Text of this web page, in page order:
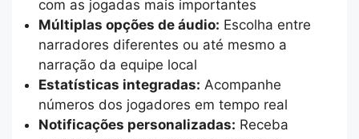
com as jogadas mais importantes
Múltiplas opções de áudio: Escolha entre
narradores diferentes ou até mesmo a
narração da equipe local
Estatísticas integradas: Acompanhe
números dos jogadores em tempo real
Notificações personalizadas: Receba